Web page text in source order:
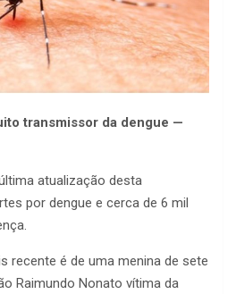
transmissor da dengue —
atualização desta
por dengue e cerca de 6 mil
recente é de uma menina de sete
Raimundo Nonato vítima da